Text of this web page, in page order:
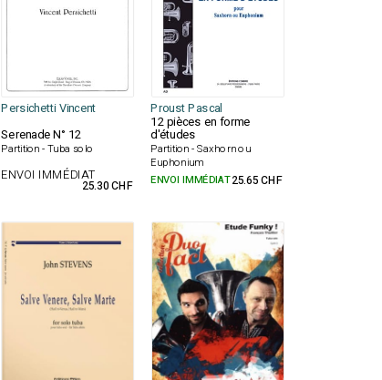
Persichetti Vincent Proust Pascal
Serenade N° 12
Partition - Tuba solo
12 pièces en forme
d'études
Partition - Saxhorn ou
Euphonium
ENVOI IMMÉDIAT
25.30 CHF ENVOI IMMÉDIAT25.65 CHF